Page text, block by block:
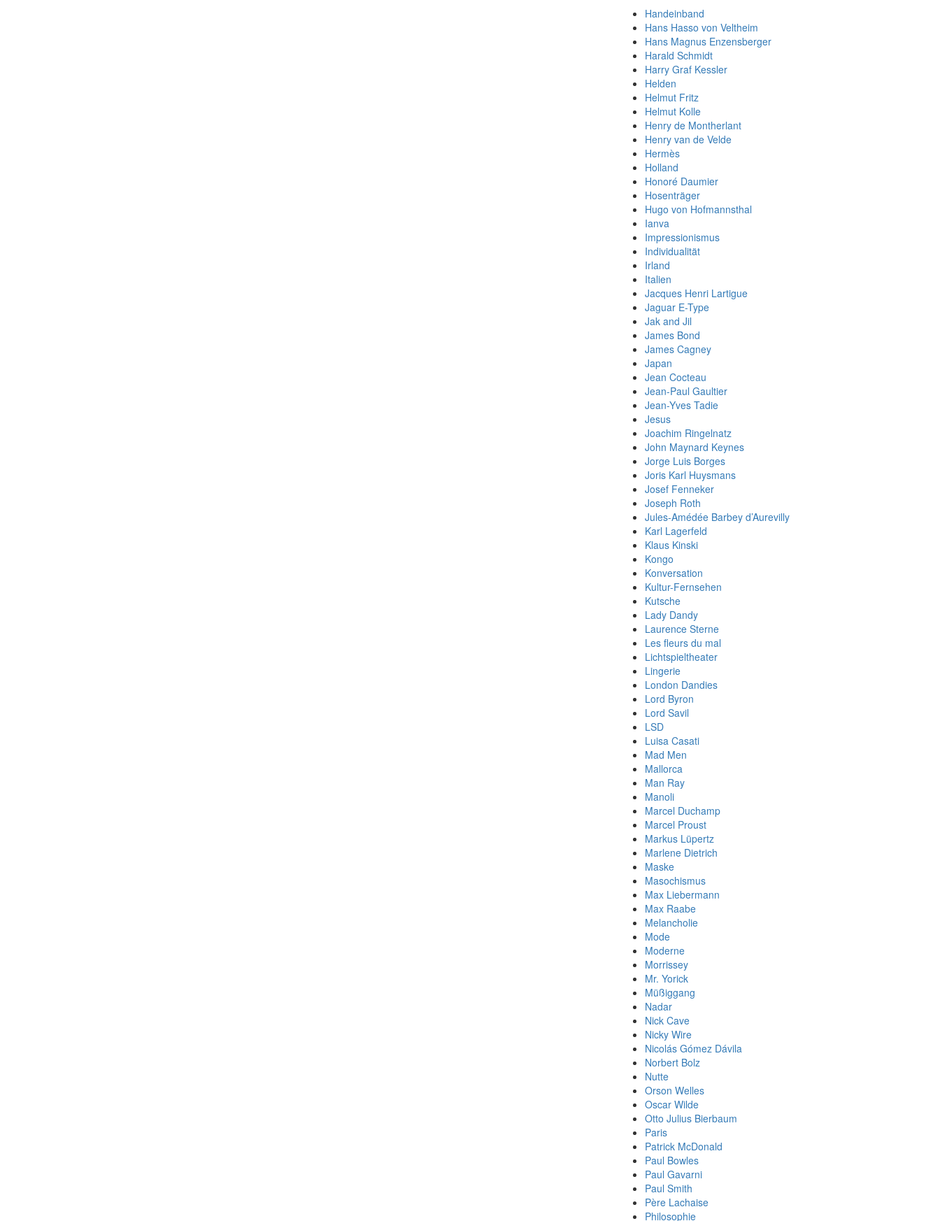
Handeinband
Hans Hasso von Veltheim
Hans Magnus Enzensberger
Harald Schmidt
Harry Graf Kessler
Helden
Helmut Fritz
Helmut Kolle
Henry de Montherlant
Henry van de Velde
Hermès
Holland
Honoré Daumier
Hosenträger
Hugo von Hofmannsthal
Ianva
Impressionismus
Individualität
Irland
Italien
Jacques Henri Lartigue
Jaguar E-Type
Jak and Jil
James Bond
James Cagney
Japan
Jean Cocteau
Jean-Paul Gaultier
Jean-Yves Tadie
Jesus
Joachim Ringelnatz
John Maynard Keynes
Jorge Luis Borges
Joris Karl Huysmans
Josef Fenneker
Joseph Roth
Jules-Amédée Barbey d’Aurevilly
Karl Lagerfeld
Klaus Kinski
Kongo
Konversation
Kultur-Fernsehen
Kutsche
Lady Dandy
Laurence Sterne
Les fleurs du mal
Lichtspieltheater
Lingerie
London Dandies
Lord Byron
Lord Savil
LSD
Luisa Casati
Mad Men
Mallorca
Man Ray
Manoli
Marcel Duchamp
Marcel Proust
Markus Lüpertz
Marlene Dietrich
Maske
Masochismus
Max Liebermann
Max Raabe
Melancholie
Mode
Moderne
Morrissey
Mr. Yorick
Müßiggang
Nadar
Nick Cave
Nicky Wire
Nicolás Gómez Dávila
Norbert Bolz
Nutte
Orson Welles
Oscar Wilde
Otto Julius Bierbaum
Paris
Patrick McDonald
Paul Bowles
Paul Gavarni
Paul Smith
Père Lachaise
Philosophie